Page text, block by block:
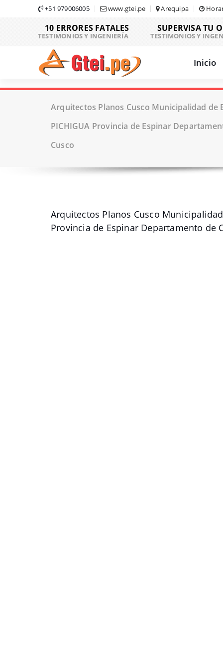
+51 979006005 www.gtei.pe Arequipa
10 ERRORES FATALES
TESTIMONIOS Y INGENIERÍA
SUPERVISA TU
TESTIMONIOS Y
Inicio
Arquitectos Planos Cusco Municipalidad de
PICHIGUA Provincia de Espinar
Cusco
Arquitectos Planos Cusco
Provincia de Espinar Departamento de